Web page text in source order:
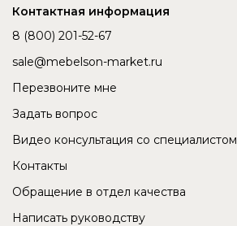
Контактная информация
8 (800) 201-52-67
sale@mebelson-market.ru
Перезвоните мне
Задать вопрос
Видео консультация со специалистом
Контакты
Обращение в отдел качества
Написать руководству